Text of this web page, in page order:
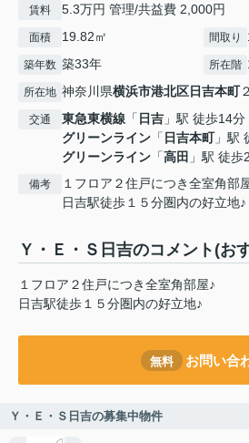
賃料 5.3万円 管理/共益費 2,000円
面積 19.82㎡ 間取り
築年数 築33年 所在階
所在地 神奈川県横浜市港北区日吉本町
交通 東急東横線 「 日吉 」駅 徒歩14分
グリーンライン 「 日吉本町」駅
グリーンライン 「高田 」駅 徒歩
備考
１フロア２住戸につき全室角部
日吉駅徒歩１５分圏内の好立地♪
Ｙ・Ｅ・Ｓ日吉のコメント(お
１フロア２住戸につき全室角部屋♪
日吉駅徒歩１５分圏内の好立地♪
無料 お問い合
Ｙ・Ｅ・Ｓ日吉の募集中物件